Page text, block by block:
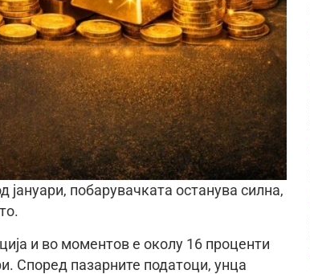
побарувачката останува силна,
и во моментов е околу 16 проценти
Според пазарните податоци, унца